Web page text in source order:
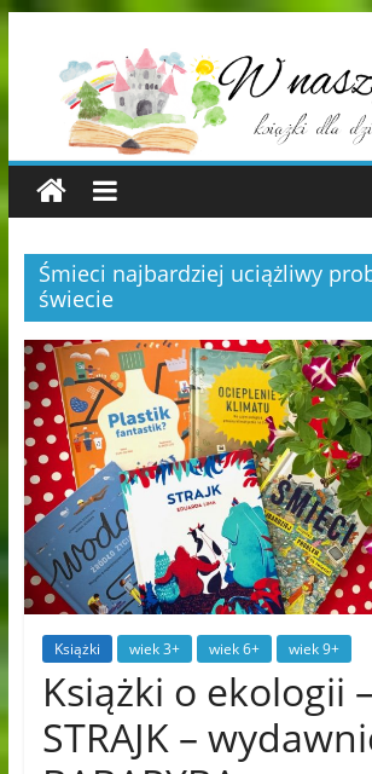
Śmieci najbardziej uciążliwy
świecie
Książki wiek 3+ wiek 6+ wiek 9+
Książki o ekologii –
STRAJK –